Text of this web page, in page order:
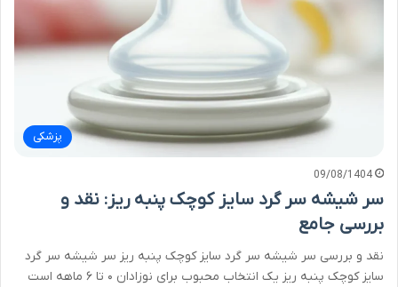
پزشکی
09/08/1404
سر شیشه سر گرد سایز کوچک پنبه ریز: نقد و
بررسی جامع
نقد و بررسی سر شیشه سر گرد سایز کوچک پنبه ریز سر شیشه سر گرد
سایز کوچک پنبه ریز یک انتخاب محبوب برای نوزادان ۰ تا ۶ ماهه است